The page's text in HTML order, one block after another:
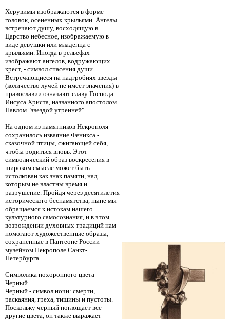
Херувимы изображаются в форме
головок, осененных крыльями. Ангелы
встречают душу, восходящую в
Царство небесное, изображаемую в
виде девушки или младенца с
крыльями. Иногда в рельефах
изображают ангелов, водружающих
крест, - символ спасения души.
Встречающиеся на надгробиях звезды
(количество лучей не имеет значения) в
православии означают славу Господа
Иисуса Христа, названного апостолом
Павлом "звездой утренней".
На одном из памятников Некрополя
сохранилось изваяние Феникса -
сказочной птицы, сжигающей себя,
чтобы родиться вновь. Этот
символический образ воскресения в
широком смысле может быть
истолкован как знак памяти, над
которым не властны время и
разрушение. Пройдя через десятилетия
исторического беспамятства, ныне мы
обращаемся к истокам нашего
культурного самосознания, и в этом
возрождении духовных традиций нам
помогают художественные образы,
сохраненные в Пантеоне России -
музейном Некрополе Санкт-
Петербурга.
Символика похоронного цвета
Черный
Черный - символ ночи: смерти,
раскаяния, греха, тишины и пустоты.
Поскольку черный поглощает все
другие цвета, он также выражает